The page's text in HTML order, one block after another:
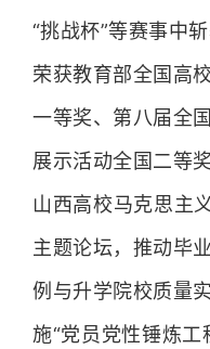
“挑战杯”等赛事中
荣获教育部全国高
一等奖、第八届全
展示活动全国二等
山西高校马克思主
主题论坛，推动毕
例与升学院校质量
施“党员党性锤炼